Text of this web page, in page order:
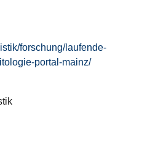
forschung/laufende-
portal-mainz/